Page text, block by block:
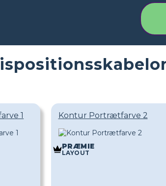
1 Kontur Portrætfarve 2
PRÆMIE
LAYOUT